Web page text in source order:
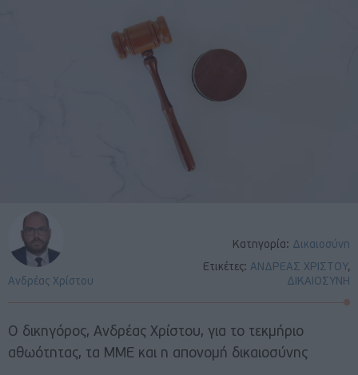
Κατηγορία: Δικαιοσύνη
Ετικέτες: ΑΝΔΡΕΑΣ ΧΡΙΣΤΟΥ,
ΔΙΚΑΙΟΣΥΝΗ
Ανδρέας Χρίστου
Ο δικηγόρος, Ανδρέας Χρίστου, για το τεκμήριο
αθωότητας, τα ΜΜΕ και η απονομή δικαιοσύνης